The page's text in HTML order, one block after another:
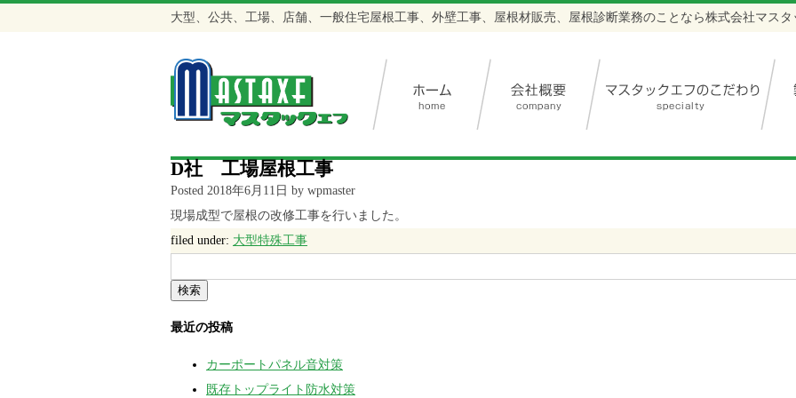
大型、公共、工場、店舗、一般住宅屋根工事、外壁工事、屋根材販売、屋根診断業務のことなら株式会社マスタ
D社 工場屋根工事
Posted 2018年6月11日 by wpmaster
現場成型で屋根の改修工事を行いました。
filed under: 大型特殊工事
索:
検索
最近の投稿
カーポートパネル音対策
既存トップライト防水対策